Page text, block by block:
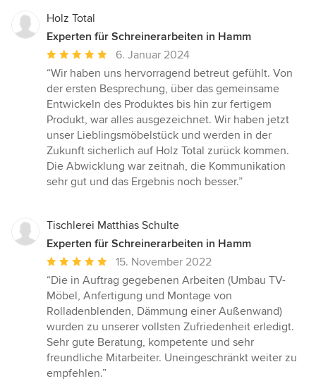
Holz Total
Experten für Schreinerarbeiten in Hamm
Durchschnittliche
Bewertung:
5
von
5
Sternen
6. Januar 2024
“Wir haben uns hervorragend betreut gefühlt. Von
der ersten Besprechung, über das gemeinsame
Entwickeln des Produktes bis hin zur fertigem
Produkt, war alles ausgezeichnet. Wir haben jetzt
unser Lieblingsmöbelstück und werden in der
Zukunft sicherlich auf Holz Total zurück kommen.
Die Abwicklung war zeitnah, die Kommunikation
sehr gut und das Ergebnis noch besser.”
Tischlerei Matthias Schulte
Experten für Schreinerarbeiten in Hamm
Durchschnittliche
Bewertung:
5
von
5
Sternen
15. November 2022
“Die in Auftrag gegebenen Arbeiten (Umbau TV-
Möbel, Anfertigung und Montage von
Rolladenblenden, Dämmung einer Außenwand)
wurden zu unserer vollsten Zufriedenheit erledigt.
Sehr gute Beratung, kompetente und sehr
freundliche Mitarbeiter. Uneingeschränkt weiter zu
empfehlen.”